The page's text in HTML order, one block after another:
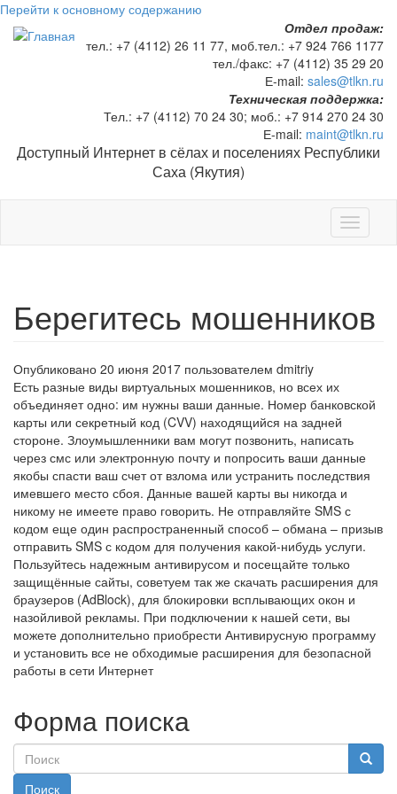
Перейти к основному содержанию
Отдел продаж:
тел.: +7 (4112) 26 11 77, моб.тел.: +7 924 766 1177
тел./факс: +7 (4112) 35 29 20
Е-mail: sales@tlkn.ru
Техническая поддержка:
Тел.: +7 (4112) 70 24 30; моб.: +7 914 270 24 30
Е-mail: maint@tlkn.ru
Доступный Интернет в сёлах и поселениях Республики
Саха (Якутия)
Toggle
Берегитесь мошенников
Опубликовано 20 июня 2017 пользователем dmitriy
Есть разные виды виртуальных мошенников, но всех их
объединяет одно: им нужны ваши данные. Номер банковской
карты или секретный код (CVV) находящийся на задней
стороне. Злоумышленники вам могут позвонить, написать
через смс или электронную почту и попросить ваши данные
якобы спасти ваш счет от взлома или устранить последствия
имевшего место сбоя. Данные вашей карты вы никогда и
никому не имеете право говорить. Не отправляйте SMS с
кодом еще один распространенный способ – обмана – призыв
отправить SMS с кодом для получения какой-нибудь услуги.
Пользуйтесь надежным антивирусом и посещайте только
защищённые сайты, советуем так же скачать расширения для
браузеров (AdBlock), для блокировки всплывающих окон и
назойливой рекламы. При подключении к нашей сети, вы
можете дополнительно приобрести Антивирусную программу
и установить все не обходимые расширения для безопасной
работы в сети Интернет
Форма поиска
Поиск